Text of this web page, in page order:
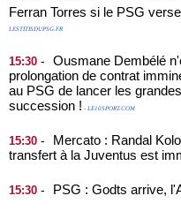
Ferran Torres si le PSG
LESTITISDUPSG.FR
15:30 -
Ousmane Dembélé
prolongation de contrat
au PSG de lancer les
succession ! - LE10SPORT.COM
15:30 -
Mercato : Randal
transfert à la Juventus est
15:30 - PSG : Godts arrive,